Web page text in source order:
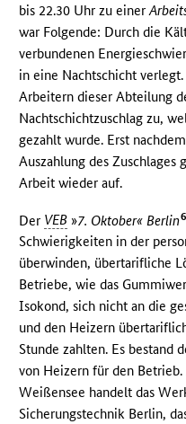
bis 22.30 Uhr zu einer
war Folgende: Durch die
verbundenen
in eine Nachtschicht
Arbeitern dieser Abteilung
Nachtschichtzuschlag zu,
gezahlt wurde. Erst
Auszahlung des Zuschlages
Arbeit wieder auf.
Der VEB »7. Oktober« Berlin6
Schwierigkeiten in der
überwinden, übertarifliche
Betriebe, wie das
Isokond, sich nicht an die
und den Heizern
Stunde zahlten. Es bestand
von Heizern für den
Weißensee handelt das
Sicherungstechnik Berlin,